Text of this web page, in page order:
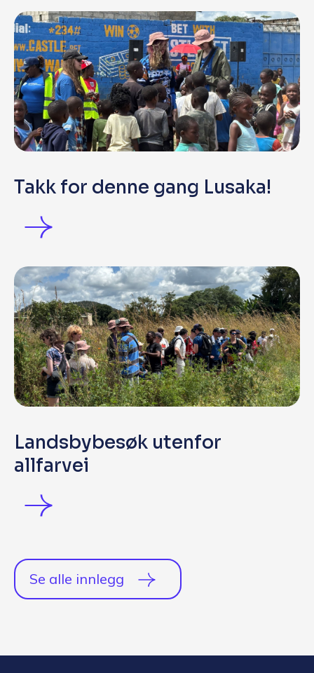
Takk for denne gang Lusaka!
Landsbybesøk utenfor
allfarvei
Se alle innlegg